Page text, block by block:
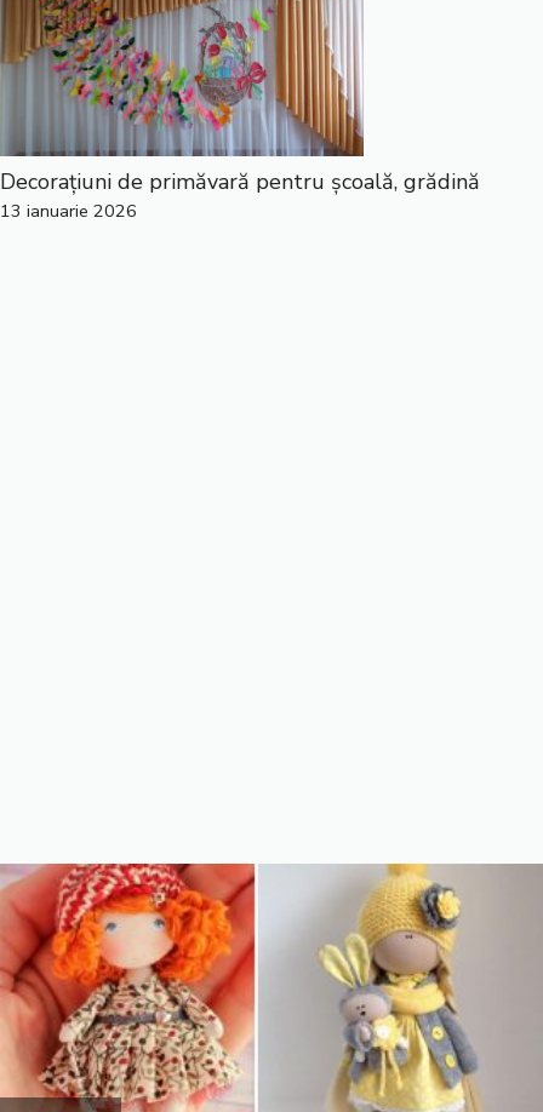
Decorațiuni de primăvară pentru școală, grădină
13 ianuarie 2026